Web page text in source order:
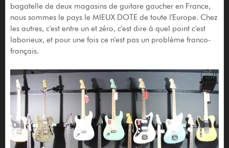
bagatelle de deux magasins de guitare gaucher en France,
nous sommes le pays le MIEUX DOTE de toute l'Europe. Chez
les autres, c'est entre un et zéro, c'est dire à quel point c'est
laborieux, et pour une fois ce n'est pas un problème franco-
français.